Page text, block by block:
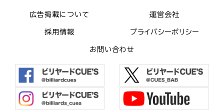
広告掲載について 運営会社
採用情報 プライバシーポリシー
お問い合わせ